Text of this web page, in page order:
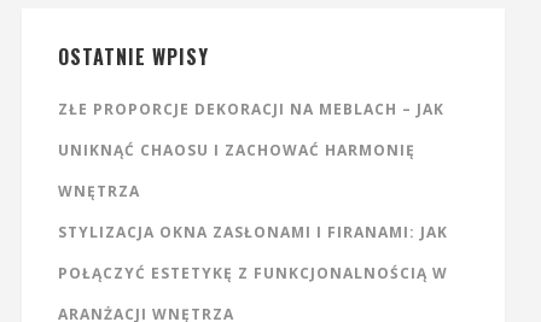
OSTATNIE WPISY
ZŁE PROPORCJE DEKORACJI NA MEBLACH – JAK
UNIKNĄĆ CHAOSU I ZACHOWAĆ HARMONIĘ
WNĘTRZA
STYLIZACJA OKNA ZASŁONAMI I FIRANAMI: JAK
POŁĄCZYĆ ESTETYKĘ Z FUNKCJONALNOŚCIĄ W
ARANŻACJI WNĘTRZA